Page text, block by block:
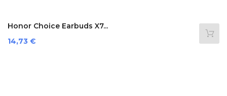
Honor Choice Earbuds X7...
Prezzo
14,73 €